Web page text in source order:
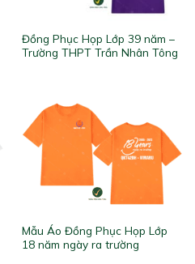
Đồng Phục Họp Lớp 39 năm –
Trường THPT Trần Nhân Tông
Mẫu Áo Đồng Phục Họp Lớp
18 năm ngày ra trường